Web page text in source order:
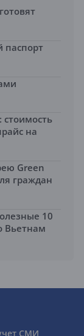
паспорт
стоимость
на
Green
граждан
10
Вьетнам
СМИ